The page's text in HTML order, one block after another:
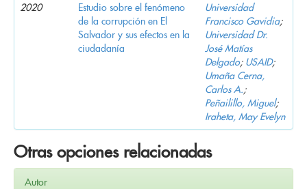
2020
Estudio sobre el fenómeno
de la corrupción en El
Salvador y sus efectos en la
ciudadanía
Universidad
Francisco Gavidia;
Universidad Dr.
José Matías
Delgado; USAID;
Umaña Cerna,
Carlos A.;
Peñailillo, Miguel;
Iraheta, May Evelyn
Otras opciones relacionadas
Autor